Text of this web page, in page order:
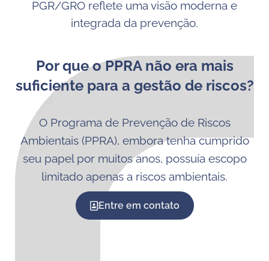
PGR/GRO reflete uma visão moderna e
integrada da prevenção.
Por que o PPRA não era mais
suficiente para a gestão de riscos?
O Programa de Prevenção de Riscos
Ambientais (PPRA), embora tenha cumprido
seu papel por muitos anos, possuía escopo
limitado apenas a riscos ambientais.
Entre em contato